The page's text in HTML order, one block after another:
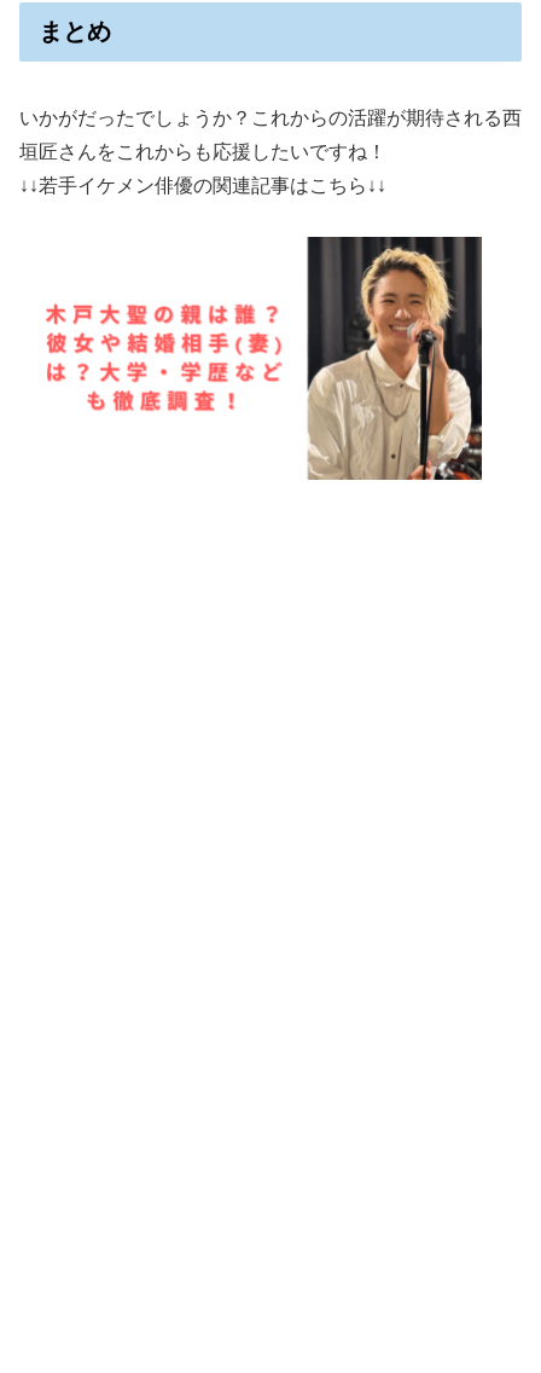
まとめ
いかがだったでしょうか？これからの活躍が期待される西
垣匠さんをこれからも応援したいですね！
↓↓若手イケメン俳優の関連記事はこちら↓↓